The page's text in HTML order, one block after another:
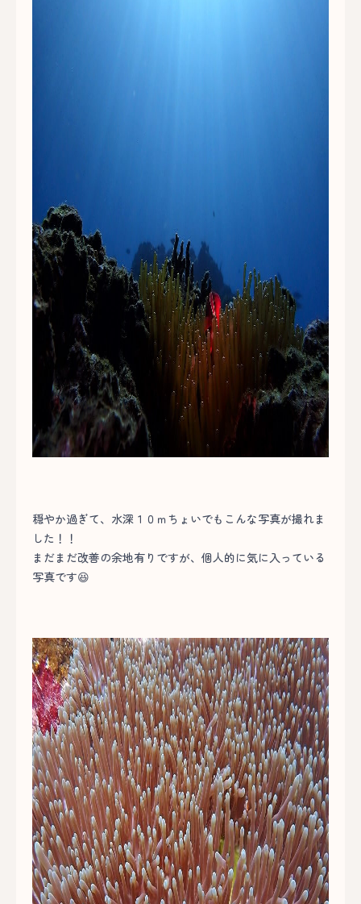
穏やか過ぎて、水深１０ｍちょいでもこんな写真が撮れま
した！！
まだまだ改善の余地有りですが、個人的に気に入っている
写真です😆